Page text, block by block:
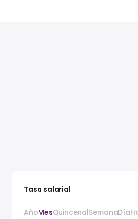
Tasa salarial
AñoMesQuincenalSemanaDía